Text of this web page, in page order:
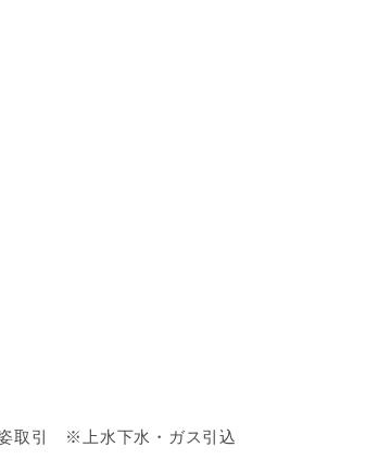
取引 ※上水下水・ガス引込